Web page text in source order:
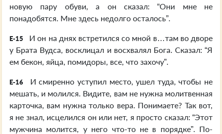
новую пару обуви, а он сказал: “Они мне не
понадобятся. Мне здесь недолго осталось”.
E-15
И он на днях встретился со мной в…там во дворе
у Брата Вудса, восклицал и восхвалял Бога. Сказал: “Я
ем бекон, яйца, помидоры, все, что захочу”.
E-16
И смиренно уступил место, ушел туда, чтобы не
мешать, и молился. Видите, вам не нужна молитвенная
карточка, вам нужна только вера. Понимаете? Так вот,
я не знал, исцелился он или нет, я просто сказал: “Этот
мужчина молится, у него что-то не в порядке”. По-